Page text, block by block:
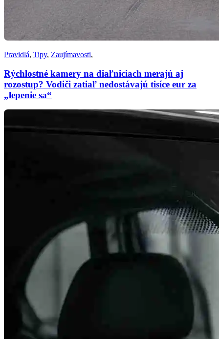
Pravidlá, Tipy, Zaujímavosti,
Rýchlostné kamery na diaľniciach merajú aj
rozostup? Vodiči zatiaľ nedostávajú tisíce eur za
„lepenie sa“